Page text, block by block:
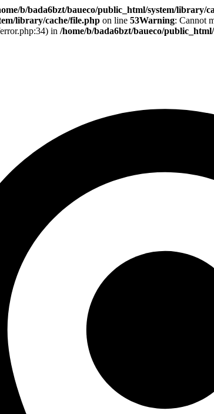
b/bada6bzt/baueco/public_html/system/library/
library/cache/file.php on line 53Warning: Cannot
in /home/b/bada6bzt/baueco/